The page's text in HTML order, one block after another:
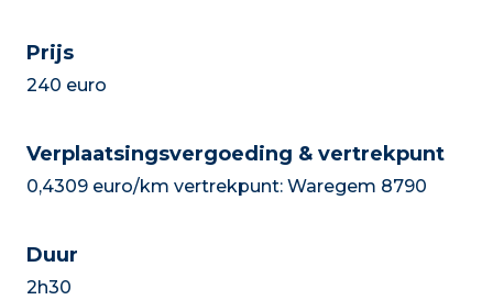
Prijs
240 euro
Verplaatsingsvergoeding & vertrekpunt
0,4309 euro/km vertrekpunt: Waregem 8790
Duur
2h30